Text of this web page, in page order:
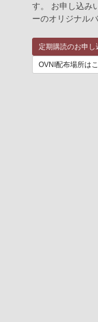
す。 お申し込み
ーのオリジナル
定期購読のお申し
OVNI配布場所は